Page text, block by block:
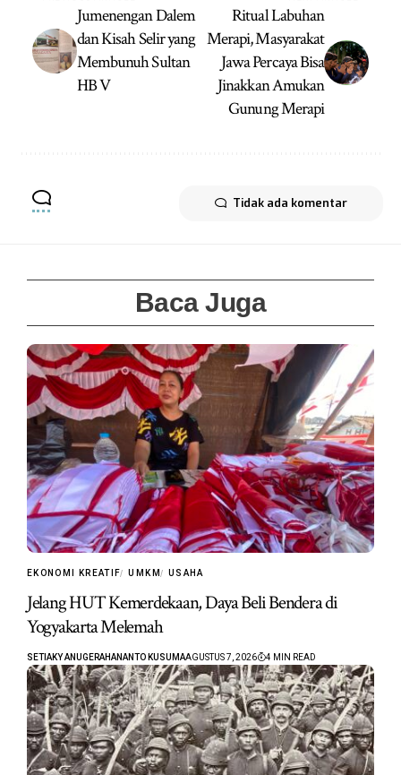
Jumenengan Dalem
dan Kisah Selir yang
Membunuh Sultan
HB V
Ritual Labuhan
Merapi, Masyarakat
Jawa Percaya Bisa
Jinakkan Amukan
Gunung Merapi
Tidak ada komentar
Baca Juga
EKONOMI KREATIF UMKM USAHA
Jelang HUT Kemerdekaan, Daya Beli Bendera di
Yogyakarta Melemah
SETIAKY ANUGERAHANANTO KUSUMAAGUSTUS 7, 2026 4 MIN READ